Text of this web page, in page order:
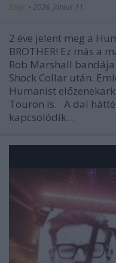
Szigi. • 2026. június 11.
2 éve jelent meg a
BROTHER! Ez más a
Rob Marshall
Shock Collar után.
Humanist
Touron is. A dal
kapcsolódik…